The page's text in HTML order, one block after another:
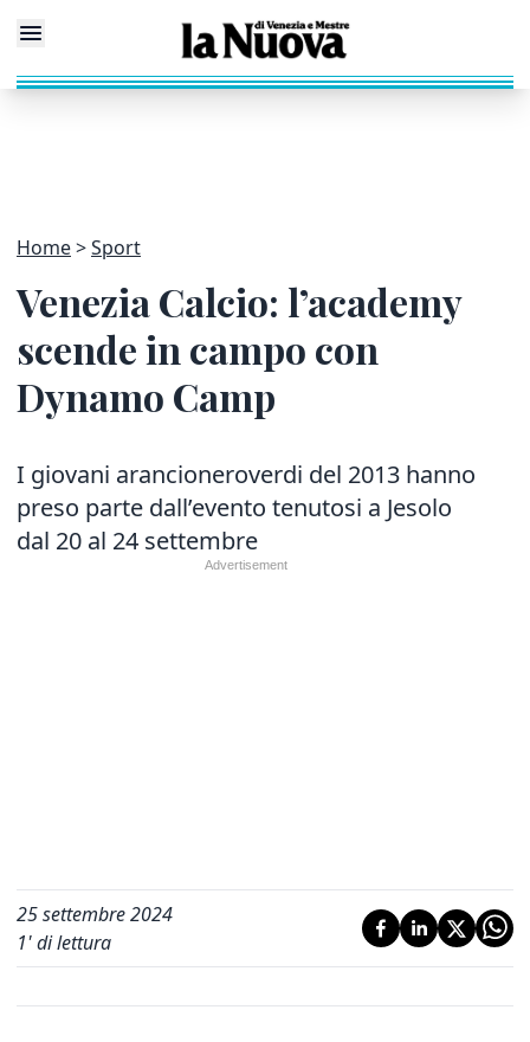
Home Sport
Venezia Calcio: l’academy
scende in campo con
Dynamo Camp
I giovani arancioneroverdi del 2013 hanno
preso parte dall’evento tenutosi a Jesolo
dal 20 al 24 settembre
25 settembre 2024
1' di lettura